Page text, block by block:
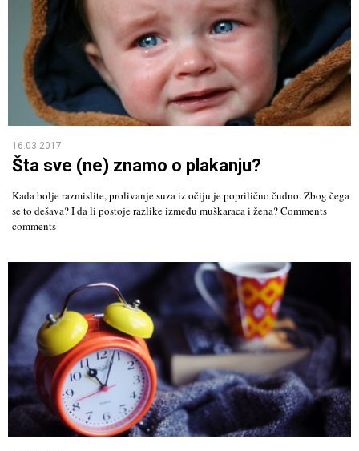
16.03.2017
Šta sve (ne) znamo o plakanju?
Kada bolje razmislite, prolivanje suza iz očiju je poprilično čudno. Zbog čega
se to dešava? I da li postoje razlike između muškaraca i žena? Comments
comments